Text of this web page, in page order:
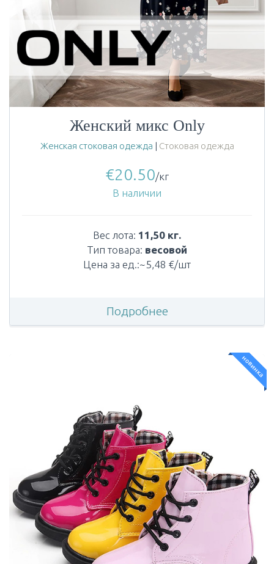
Женский микс Only
Женская стоковая одежда | Стоковая одежда
€20.50/кг
В наличии
Вес лота: 11,50 кг.
Тип товара: весовой
Цена за ед.:~5,48 €/шт
Подробнее
новинка